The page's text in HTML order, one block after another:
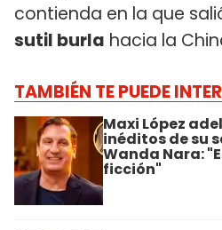
contienda en la que
sutil burla hacia la
TAMBIÉN TE PUEDE
Maxi López
inéditos de su
Wanda Nara:
ficción"